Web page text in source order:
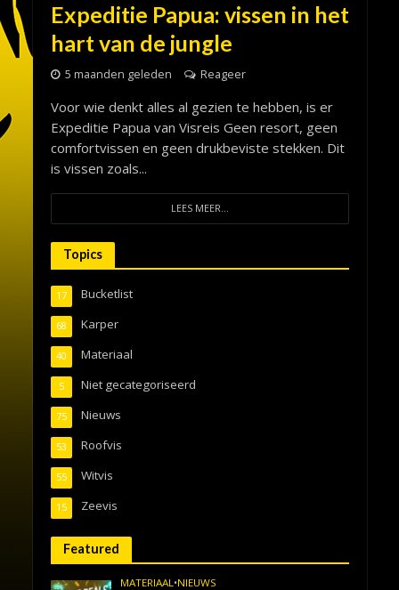
Expeditie Papua: vissen in het
hart van de jungle
5 maanden geleden Reageer
Voor wie denkt alles al gezien te hebben, is er
Expeditie Papua van Visreis Geen resort, geen
comfortvissen en geen drukbeviste stekken. Dit
is vissen zoals...
LEES MEER...
Topics
Bucketlist
17
Karper
68
Materiaal
40
Niet gecategoriseerd
5
Nieuws
75
Roofvis
53
Witvis
55
Zeevis
15
Featured
MATERIAAL •NIEUWS